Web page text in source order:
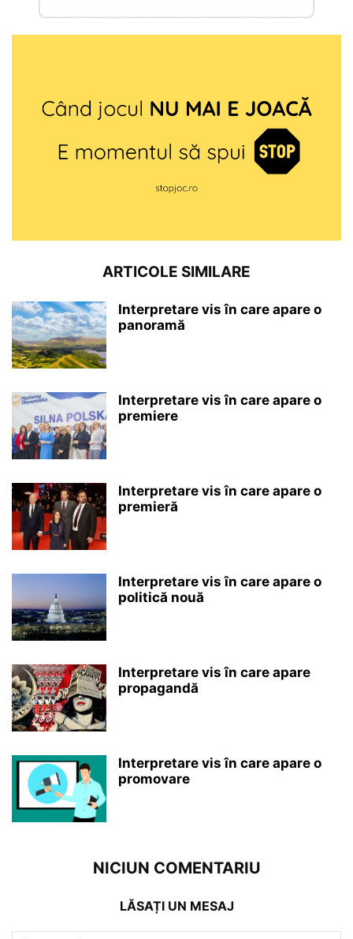
ARTICOLE SIMILARE
Interpretare vis în care apare o
panoramă
Interpretare vis în care apare o
premiere
Interpretare vis în care apare o
premieră
Interpretare vis în care apare o
politică nouă
Interpretare vis în care apare
propagandă
Interpretare vis în care apare o
promovare
NICIUN COMENTARIU
LĂSAȚI UN MESAJ